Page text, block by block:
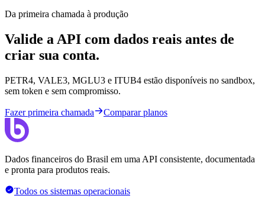
Da primeira chamada à produção
Valide a API com dados reais antes de
criar sua conta.
PETR4, VALE3, MGLU3 e ITUB4 estão disponíveis no sandbox,
sem token e sem compromisso.
Fazer primeira chamada Comparar planos
Dados financeiros do Brasil em uma API consistente, documentada
e pronta para produtos reais.
Todos os sistemas operacionais